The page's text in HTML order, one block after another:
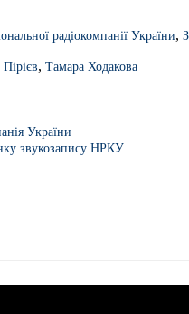
радіокомпанії України,
, Тамара Ходакова
України
звукозапису НРКУ